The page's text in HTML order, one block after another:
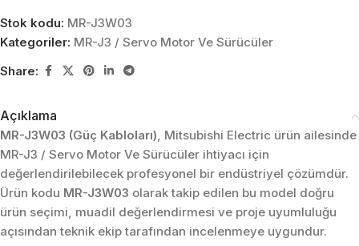
Stok kodu: MR-J3W03
Kategoriler: MR-J3 / Servo Motor Ve Sürücüler
Share:
Açıklama
MR-J3W03 (Güç Kabloları), Mitsubishi Electric ürün ailesinde
MR-J3 / Servo Motor Ve Sürücüler ihtiyacı için
değerlendirilebilecek profesyonel bir endüstriyel çözümdür.
Ürün kodu MR-J3W03 olarak takip edilen bu model doğru
ürün seçimi, muadil değerlendirmesi ve proje uyumluluğu
açısından teknik ekip tarafından incelenmeye uygundur.